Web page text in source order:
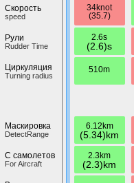
Скорость
speed
Рули
Rudder Time
Циркуляция
Turning radius
Маскировка
DetectRange
С самолетов
For Aircraft
34knot
(35.7)
2.6s
(2.6)s
510m
6.12km
(5.34)km
2.3km
(2.3)km